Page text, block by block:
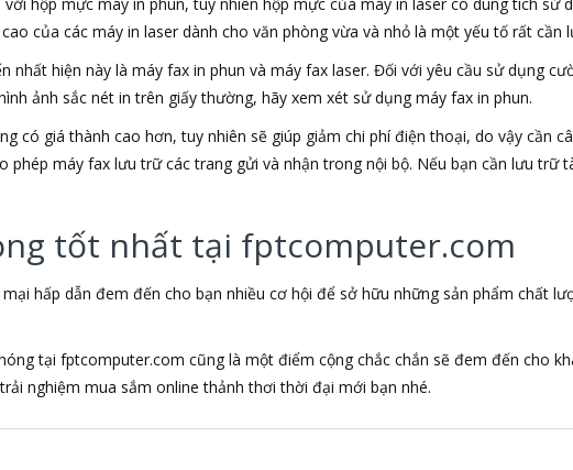
của các máy in laser dành cho văn phòng vừa và nhỏ là một yếu tố rất cần
nhất hiện này là máy fax in phun và máy fax laser. Đối với yêu cầu sử dụng
ảnh sắc nét in trên giấy thường, hãy xem xét sử dụng máy fax in phun.
có giá thành cao hơn, tuy nhiên sẽ giúp giảm chi phí điện thoại, do vậy cần
phép máy fax lưu trữ các trang gửi và nhận trong nội bộ. Nếu bạn cần lưu trữ
tốt nhất tại fptcomputer.com
hấp dẫn đem đến cho bạn nhiều cơ hội để sở hữu những sản phẩm chất
tại fptcomputer.com cũng là một điểm cộng chắc chắn sẽ đem đến cho
nghiệm mua sắm online thảnh thơi thời đại mới bạn nhé.